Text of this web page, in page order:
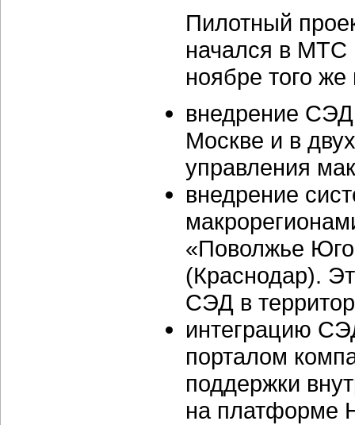
Пилотный
начался в МТС
ноябре того
внедрение
Москве и в
управления
внедрение
«Поволжье
(Краснодар).
СЭД в
интеграцию
порталом
поддержки
на платформе